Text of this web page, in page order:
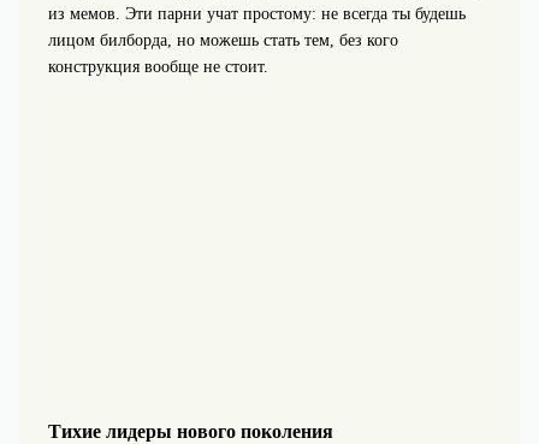
из мемов. Эти парни учат простому: не всегда ты будешь
лицом билборда, но можешь стать тем, без кого
конструкция вообще не стоит.
Тихие лидеры нового поколения